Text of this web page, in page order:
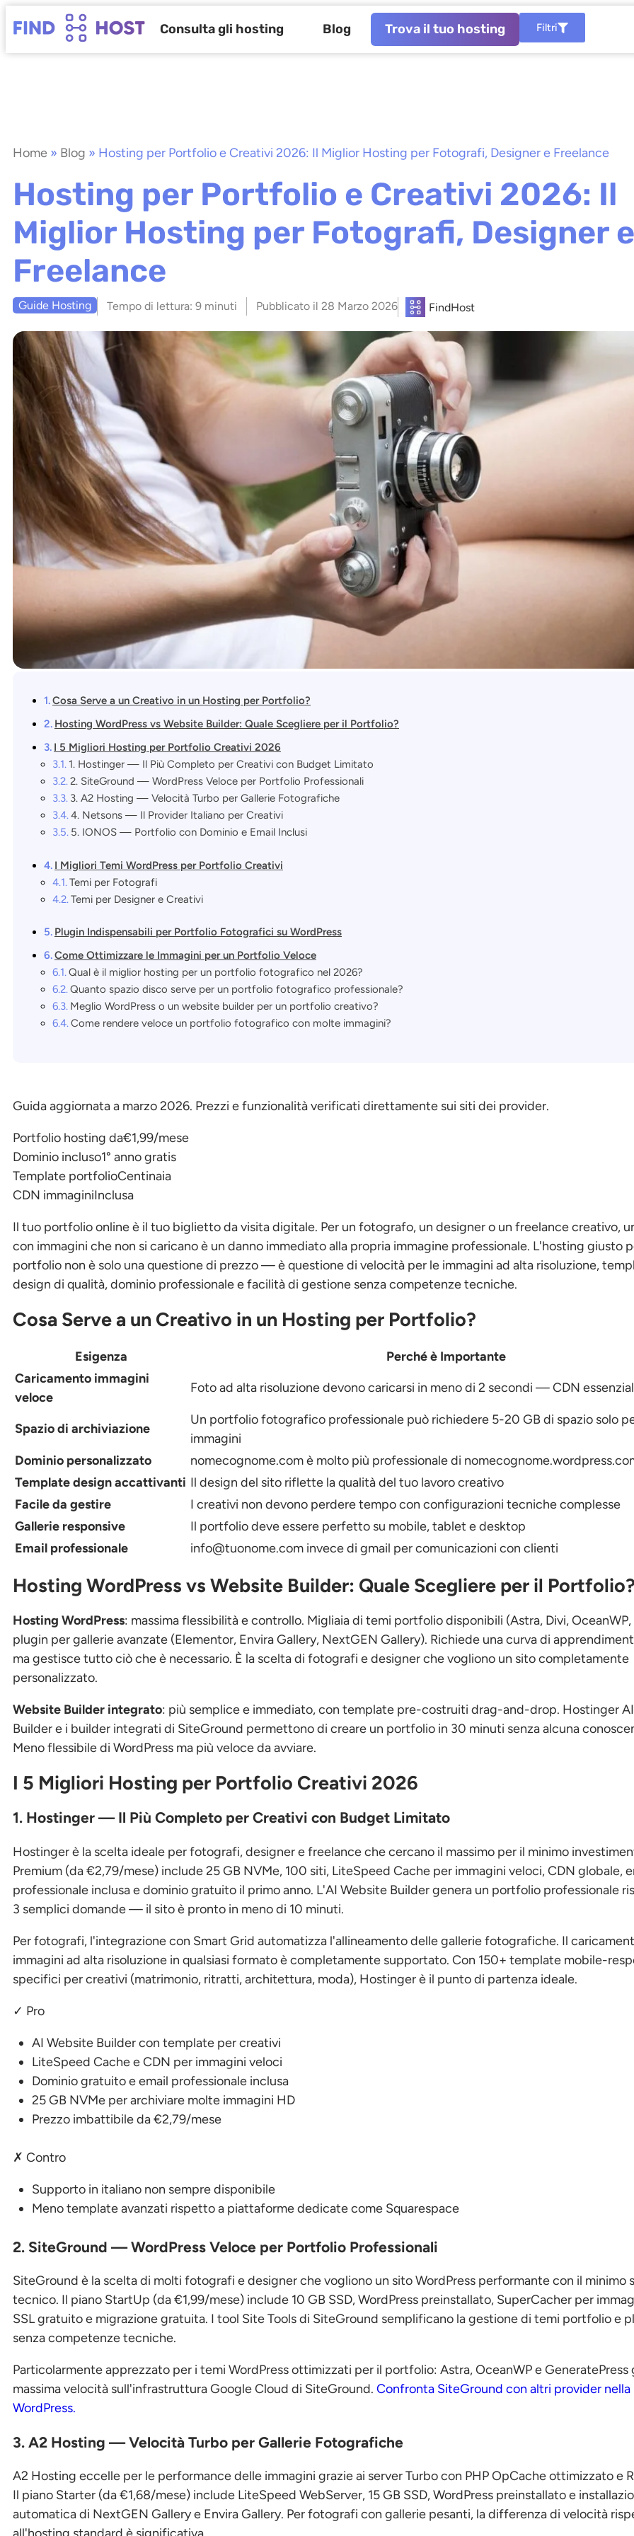
Consulta gli hosting Blog Trova il tuo hosting Filtri
Home » Blog » Hosting per Portfolio e Creativi 2026: Il Miglior Hosting per Fotografi, Designer e Freelance
Hosting per Portfolio e Creativi 2026: Il
Miglior Hosting per Fotografi, Designer e
Freelance
Guide Hosting Tempo di lettura: 9 minuti Pubblicato il 28 Marzo 2026 FindHost
Cosa Serve a un Creativo in un Hosting per Portfolio?
Hosting WordPress vs Website Builder: Quale Scegliere per il Portfolio?
I 5 Migliori Hosting per Portfolio Creativi 2026
1. Hostinger — Il Più Completo per Creativi con Budget Limitato
2. SiteGround — WordPress Veloce per Portfolio Professionali
3. A2 Hosting — Velocità Turbo per Gallerie Fotografiche
4. Netsons — Il Provider Italiano per Creativi
5. IONOS — Portfolio con Dominio e Email Inclusi
I Migliori Temi WordPress per Portfolio Creativi
Temi per Fotografi
Temi per Designer e Creativi
Plugin Indispensabili per Portfolio Fotografici su WordPress
Come Ottimizzare le Immagini per un Portfolio Veloce
Qual è il miglior hosting per un portfolio fotografico nel 2026?
Quanto spazio disco serve per un portfolio fotografico professionale?
Meglio WordPress o un website builder per un portfolio creativo?
Come rendere veloce un portfolio fotografico con molte immagini?
Guida aggiornata a marzo 2026. Prezzi e funzionalità verificati direttamente sui siti dei provider.
Portfolio hosting da€1,99/mese
Dominio incluso1° anno gratis
Template portfolioCentinaia
CDN immaginiInclusa
Il tuo portfolio online è il tuo biglietto da visita digitale. Per un fotografo, un designer o un freelance creativo,
con immagini che non si caricano è un danno immediato alla propria immagine professionale. L'hosting giusto
portfolio non è solo una questione di prezzo — è questione di velocità per le immagini ad alta risoluzione,
design di qualità, dominio professionale e facilità di gestione senza competenze tecniche.
Cosa Serve a un Creativo in un Hosting per Portfolio?
Esigenza
Perché è Importante
Caricamento immagini
veloce
Foto ad alta risoluzione devono caricarsi in meno di 2 secondi — CDN
Spazio di archiviazione
Un portfolio fotografico professionale può richiedere 5-20 GB di spazio solo
immagini
Dominio personalizzato
nomecognome.com è molto più professionale di
Template design accattivanti Il design del sito riflette la qualità del tuo lavoro creativo
Facile da gestire
I creativi non devono perdere tempo con configurazioni tecniche complesse
Gallerie responsive
Il portfolio deve essere perfetto su mobile, tablet e desktop
Email professionale
info@tuonome.com invece di gmail per comunicazioni con clienti
Hosting WordPress vs Website Builder: Quale Scegliere per il Portfolio?
Hosting WordPress: massima flessibilità e controllo. Migliaia di temi portfolio disponibili (Astra, Divi, OceanWP,
plugin per gallerie avanzate (Elementor, Envira Gallery, NextGEN Gallery). Richiede una curva di
ma gestisce tutto ciò che è necessario. È la scelta di fotografi e designer che vogliono un sito completamente
personalizzato.
Website Builder integrato: più semplice e immediato, con template pre-costruiti drag-and-drop. Hostinger
Builder e i builder integrati di SiteGround permettono di creare un portfolio in 30 minuti senza alcuna
Meno flessibile di WordPress ma più veloce da avviare.
I 5 Migliori Hosting per Portfolio Creativi 2026
1. Hostinger — Il Più Completo per Creativi con Budget Limitato
Hostinger è la scelta ideale per fotografi, designer e freelance che cercano il massimo per il minimo
Premium (da €2,79/mese) include 25 GB NVMe, 100 siti, LiteSpeed Cache per immagini veloci, CDN globale,
professionale inclusa e dominio gratuito il primo anno. L'AI Website Builder genera un portfolio professionale
3 semplici domande — il sito è pronto in meno di 10 minuti.
Per fotografi, l'integrazione con Smart Grid automatizza l'allineamento delle gallerie fotografiche. Il
immagini ad alta risoluzione in qualsiasi formato è completamente supportato. Con 150+ template mobile-
specifici per creativi (matrimonio, ritratti, architettura, moda), Hostinger è il punto di partenza ideale.
✓ Pro
AI Website Builder con template per creativi
LiteSpeed Cache e CDN per immagini veloci
Dominio gratuito e email professionale inclusa
25 GB NVMe per archiviare molte immagini HD
Prezzo imbattibile da €2,79/mese
✗ Contro
Supporto in italiano non sempre disponibile
Meno template avanzati rispetto a piattaforme dedicate come Squarespace
2. SiteGround — WordPress Veloce per Portfolio Professionali
SiteGround è la scelta di molti fotografi e designer che vogliono un sito WordPress performante con il minimo
tecnico. Il piano StartUp (da €1,99/mese) include 10 GB SSD, WordPress preinstallato, SuperCacher per
SSL gratuito e migrazione gratuita. I tool Site Tools di SiteGround semplificano la gestione di temi portfolio e
senza competenze tecniche.
Particolarmente apprezzato per i temi WordPress ottimizzati per il portfolio: Astra, OceanWP e GeneratePress
massima velocità sull'infrastruttura Google Cloud di SiteGround. Confronta SiteGround con altri provider nella
WordPress.
3. A2 Hosting — Velocità Turbo per Gallerie Fotografiche
A2 Hosting eccelle per le performance delle immagini grazie ai server Turbo con PHP OpCache ottimizzato e
Il piano Starter (da €1,68/mese) include LiteSpeed WebServer, 15 GB SSD, WordPress preinstallato e
automatica di NextGEN Gallery e Envira Gallery. Per fotografi con gallerie pesanti, la differenza di velocità